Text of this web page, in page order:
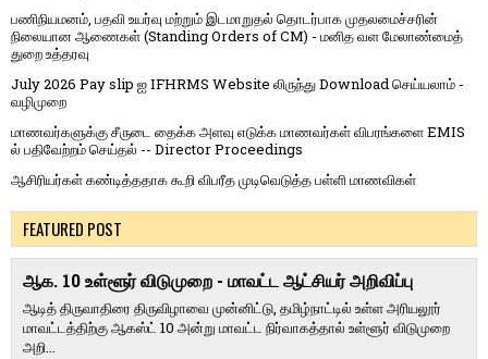
பணிநியமனம், பதவி உயர்வு மற்றும் இடமாறுதல் தொடர்பாக முதலமைச்சரின்
நிலையான ஆணைகள் (Standing Orders of CM) - மனித வள மேலாண்மைத்
துறை உத்தரவு
July 2026 Pay slip ஐ IFHRMS Website லிருந்து Download செய்யலாம் -
வழிமுறை
மாணவர்களுக்கு சீருடை தைக்க அளவு எடுக்க மாணவர்கள் விபரங்களை EMIS
ல் பதிவேற்றம் செய்தல் -- Director Proceedings
ஆசிரியர்கள் கண்டித்ததாக கூறி விபரீத முடிவெடுத்த பள்ளி மாணவிகள்
FEATURED POST
ஆக. 10 உள்ளூர் விடுமுறை - மாவட்ட ஆட்சியர் அறிவிப்பு
ஆடித் திருவாதிரை திருவிழாவை முன்னிட்டு, தமிழ்நாட்டில் உள்ள அரியலூர்
மாவட்டத்திற்கு ஆகஸ்ட் 10 அன்று மாவட்ட நிர்வாகத்தால் உள்ளூர் விடுமுறை
அறி...